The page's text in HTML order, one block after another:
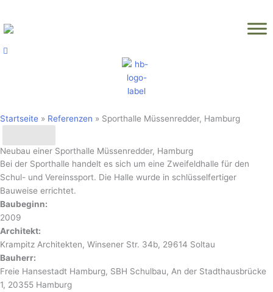
springen
Startseite » Referenzen » Sporthalle Müssenredder, Hamburg
Neubau einer Sporthalle Müssenredder, Hamburg
Bei der Sporthalle handelt es sich um eine Zweifeldhalle für den
Schul- und Vereinssport. Die Halle wurde in schlüsselfertiger
Bauweise errichtet.
Baubeginn:
2009
Architekt:
Krampitz Architekten, Winsener Str. 34b, 29614 Soltau
Bauherr:
Freie Hansestadt Hamburg, SBH Schulbau, An der Stadthausbrücke
1, 20355 Hamburg